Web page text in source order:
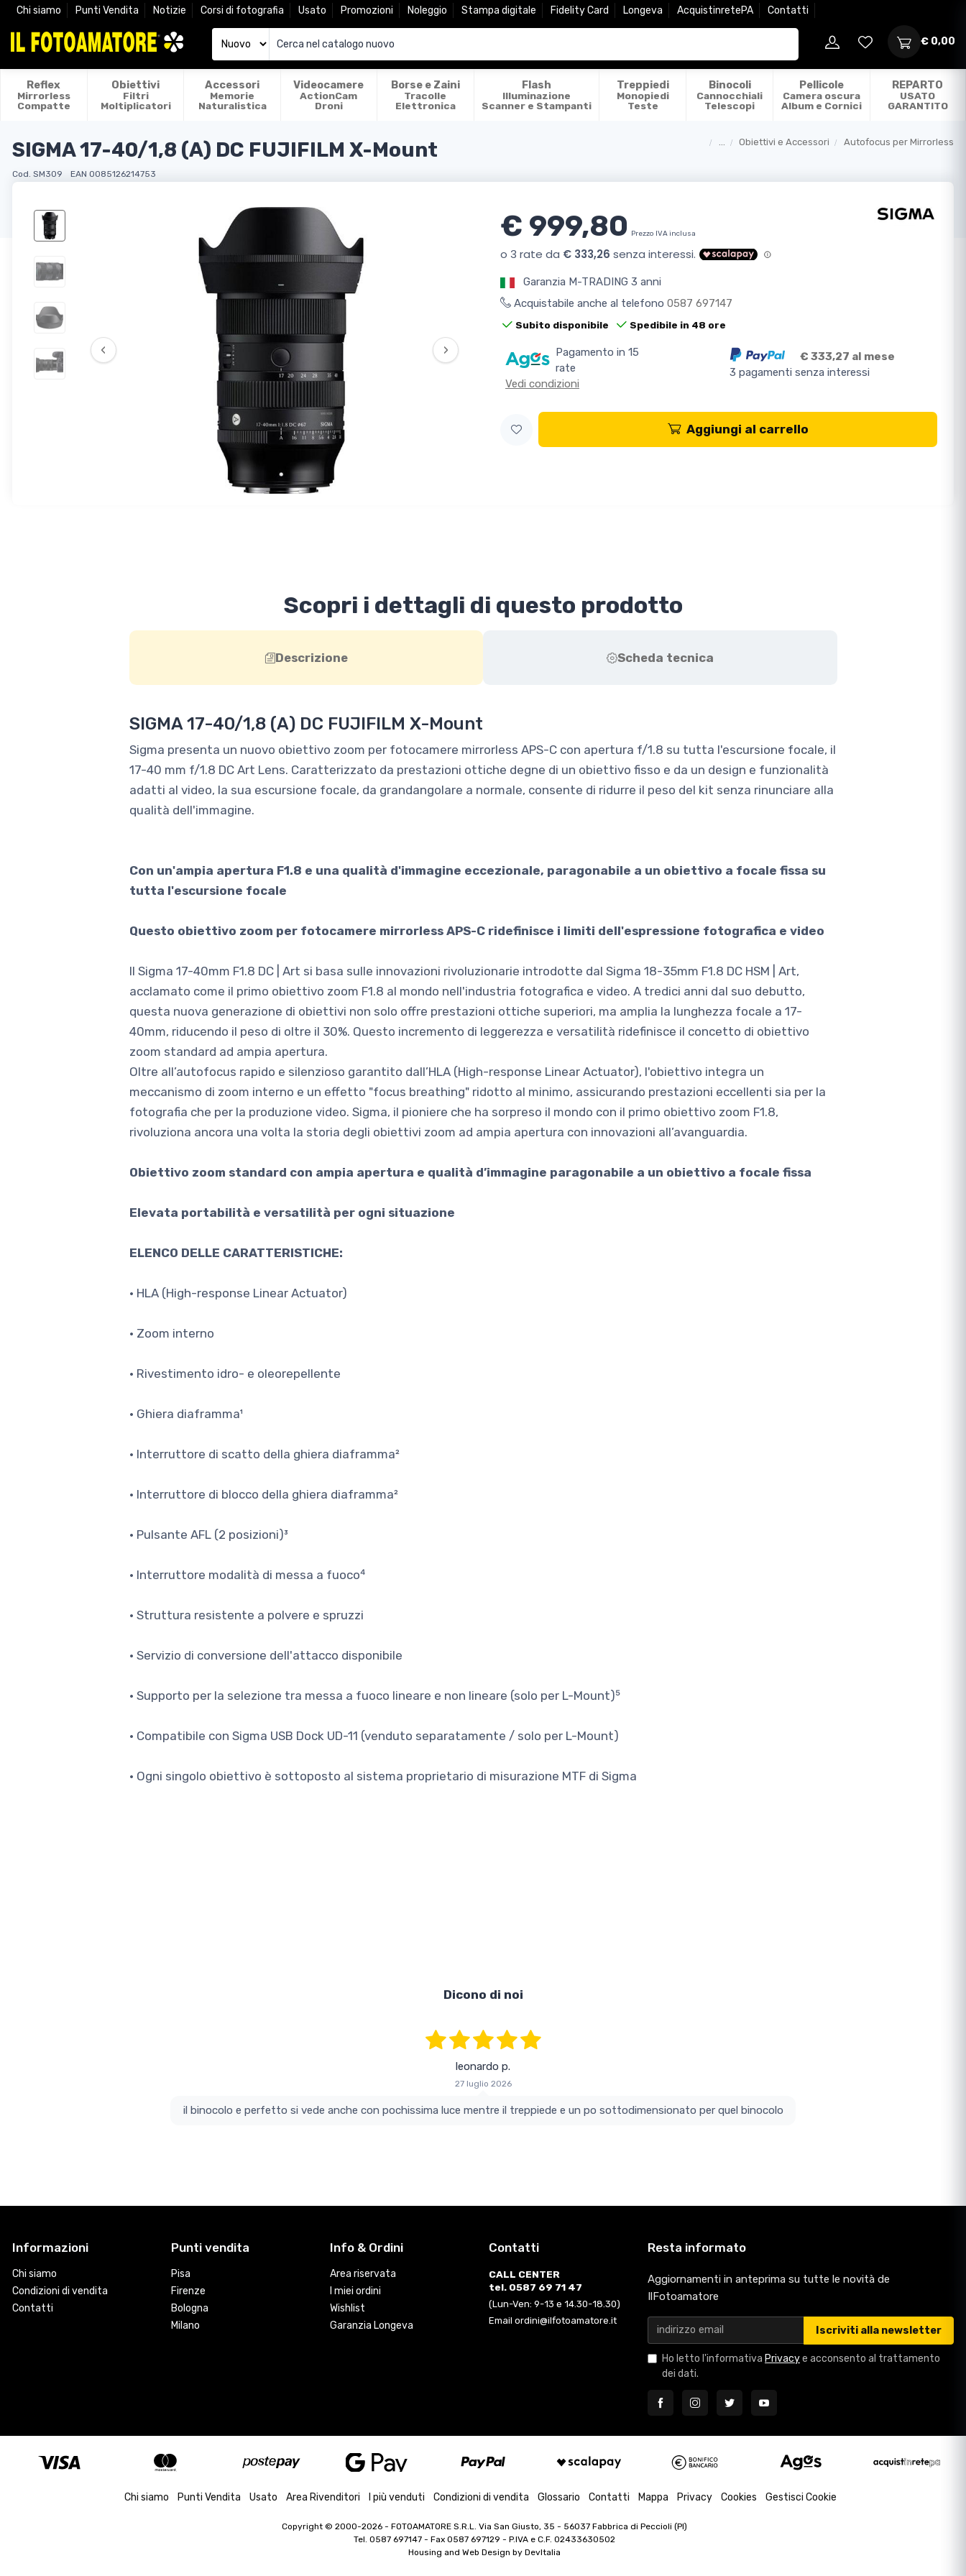
Chi siamo Punti Vendita Notizie Corsi di fotografia Usato Promozioni Noleggio Stampa digitale Fidelity Card Longeva AcquistinretePA Contatti
€ 0,00
Reflex
Mirrorless
Compatte
Obiettivi
Filtri
Moltiplicatori
Accessori
Memorie
Naturalistica
Videocamere
ActionCam
Droni
Borse e Zaini
Tracolle
Elettronica
Flash
Illuminazione
Scanner e Stampanti
Treppiedi
Monopiedi
Teste
Binocoli
Cannocchiali
Telescopi
Pellicole
Camera oscura
Album e Cornici
REPARTO
USATO
GARANTITO
Obiettivi e Accessori Autofocus per Mirrorless
SIGMA 17-40/1,8 (A) DC FUJIFILM X-Mount
Cod. SM309 EAN 0085126214753
‹ ›
€ 999,80 Prezzo IVA inclusa
Garanzia M-TRADING 3 anni
Acquistabile anche al telefono 0587 697147
Subito disponibile Spedibile in 48 ore
Pagamento in 15
rate
Vedi condizioni
€ 333,27 al mese
3 pagamenti senza interessi
Aggiungi al carrello
Scopri i dettagli di questo prodotto
Descrizione Scheda tecnica
SIGMA 17-40/1,8 (A) DC FUJIFILM X-Mount
Sigma presenta un nuovo obiettivo zoom per fotocamere mirrorless APS-C con apertura f/1.8 su tutta l'escursione focale, il
17-40 mm f/1.8 DC Art Lens. Caratterizzato da prestazioni ottiche degne di un obiettivo fisso e da un design e funzionalità
adatti al video, la sua escursione focale, da grandangolare a normale, consente di ridurre il peso del kit senza rinunciare alla
qualità dell'immagine.
Con un'ampia apertura F1.8 e una qualità d'immagine eccezionale, paragonabile a un obiettivo a focale fissa su
tutta l'escursione focale
Questo obiettivo zoom per fotocamere mirrorless APS-C ridefinisce i limiti dell'espressione fotografica e video
Il Sigma 17-40mm F1.8 DC | Art si basa sulle innovazioni rivoluzionarie introdotte dal Sigma 18-35mm F1.8 DC HSM | Art,
acclamato come il primo obiettivo zoom F1.8 al mondo nell'industria fotografica e video. A tredici anni dal suo debutto,
questa nuova generazione di obiettivi non solo offre prestazioni ottiche superiori, ma amplia la lunghezza focale a 17-
40mm, riducendo il peso di oltre il 30%. Questo incremento di leggerezza e versatilità ridefinisce il concetto di obiettivo
zoom standard ad ampia apertura.
Oltre all’autofocus rapido e silenzioso garantito dall’HLA (High-response Linear Actuator), l'obiettivo integra un
meccanismo di zoom interno e un effetto "focus breathing" ridotto al minimo, assicurando prestazioni eccellenti sia per la
fotografia che per la produzione video. Sigma, il pioniere che ha sorpreso il mondo con il primo obiettivo zoom F1.8,
rivoluziona ancora una volta la storia degli obiettivi zoom ad ampia apertura con innovazioni all’avanguardia.
Obiettivo zoom standard con ampia apertura e qualità d’immagine paragonabile a un obiettivo a focale fissa
Elevata portabilità e versatilità per ogni situazione
ELENCO DELLE CARATTERISTICHE:
• HLA (High-response Linear Actuator)
• Zoom interno
• Rivestimento idro- e oleorepellente
• Ghiera diaframma¹
• Interruttore di scatto della ghiera diaframma²
• Interruttore di blocco della ghiera diaframma²
• Pulsante AFL (2 posizioni)³
• Interruttore modalità di messa a fuoco⁴
• Struttura resistente a polvere e spruzzi
• Servizio di conversione dell'attacco disponibile
• Supporto per la selezione tra messa a fuoco lineare e non lineare (solo per L-Mount)⁵
• Compatibile con Sigma USB Dock UD-11 (venduto separatamente / solo per L-Mount)
• Ogni singolo obiettivo è sottoposto al sistema proprietario di misurazione MTF di Sigma
Dicono di noi
leonardo p.
27 luglio 2026
il binocolo e perfetto si vede anche con pochissima luce mentre il treppiede e un po sottodimensionato per quel binocolo
Informazioni
Chi siamo
Condizioni di vendita
Contatti
Punti vendita
Pisa
Firenze
Bologna
Milano
Info & Ordini
Area riservata
I miei ordini
Wishlist
Garanzia Longeva
Contatti
CALL CENTER
tel. 0587 69 71 47
(Lun-Ven: 9-13 e 14.30-18.30)
Email ordini@ilfotoamatore.it
Resta informato
Aggiornamenti in anteprima su tutte le novità de
IlFotoamatore
Iscriviti alla newsletter
Ho letto l'informativa Privacye acconsento al trattamento
dei dati.
Chi siamo Punti Vendita Usato Area Rivenditori I più venduti Condizioni di vendita Glossario Contatti Mappa Privacy Cookies Gestisci Cookie
Copyright © 2000-2026 - FOTOAMATORE S.R.L. Via San Giusto, 35 - 56037 Fabbrica di Peccioli (PI)
Tel. 0587 697147 - Fax 0587 697129 - P.IVA e C.F. 02433630502
Housing and Web Design by DevItalia